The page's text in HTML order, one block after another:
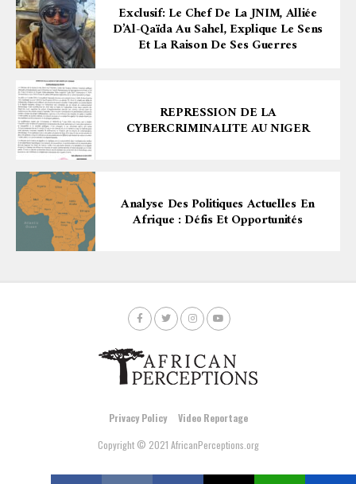
Exclusif: Le Chef De La JNIM, Alliée
D’Al-Qaïda Au Sahel, Explique Le Sens
Et La Raison De Ses Guerres
REPRESSION DE LA
CYBERCRIMINALITE AU NIGER
Analyse Des Politiques Actuelles En
Afrique : Défis Et Opportunités
Privacy Policy
Video Reportage
Copyright © 2021 AfricanPerceptions.org